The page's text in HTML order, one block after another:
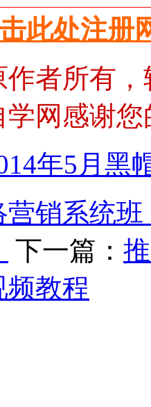
此处注册
者所有
网感谢
年5月黑
营销系统
下一篇：
教程